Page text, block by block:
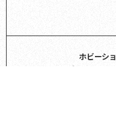
ホビーシ
〒662-